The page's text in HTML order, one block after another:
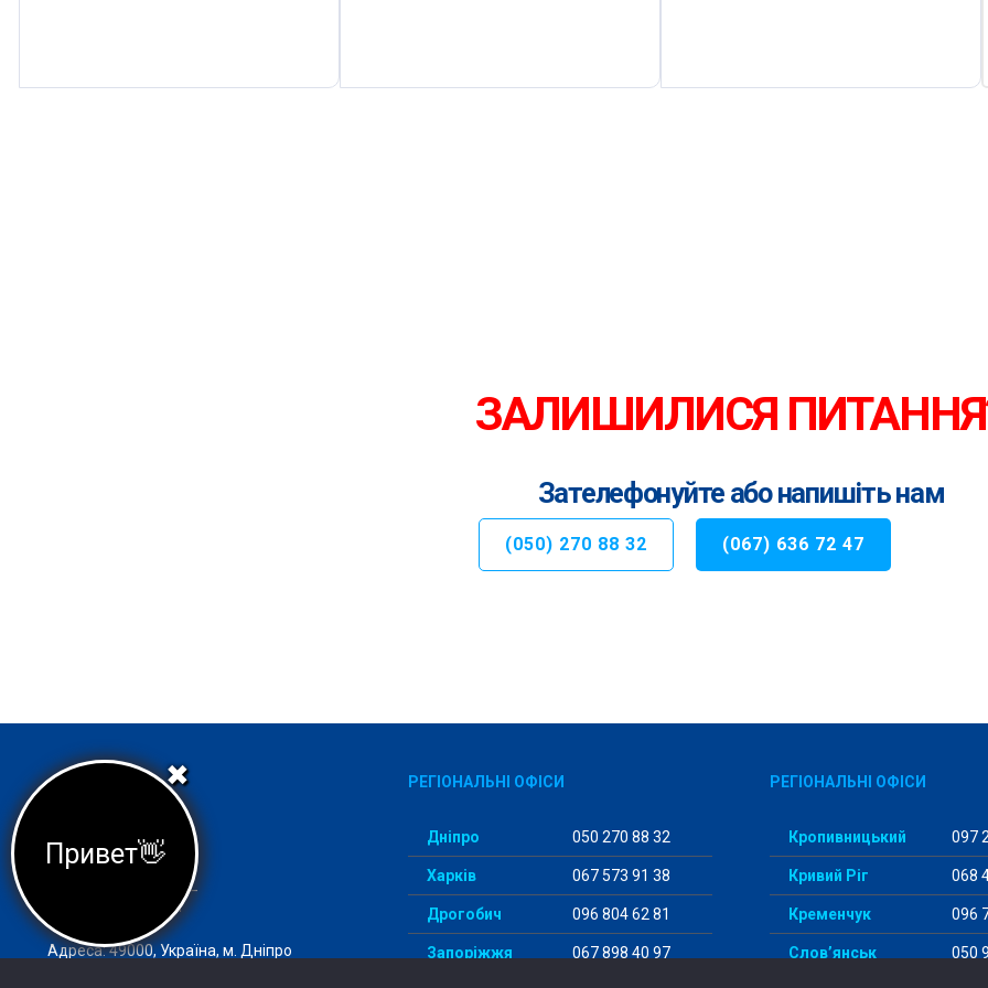
ЗАЛИШИЛИСЯ
Зателефонуйте або напишіть нам
(050) 270 88 32 (067) 636 72 47
Агеція StudentWay –
комфортний вступ
Адреса: 49000, Україна, м. Дніпро
РЕГІОНАЛЬНІ ОФІСИ
Дніпро 050 270 88 32
Харків 067 573 91 38
Дрогобич 096 804 62 81
Запоріжжя 067 898 40 97
РЕГІОНАЛЬНІ ОФІСИ
Кропивницький 097
Кривий Ріг 068
Кременчук 096
Слов’янськ 050
✖
Привет👋